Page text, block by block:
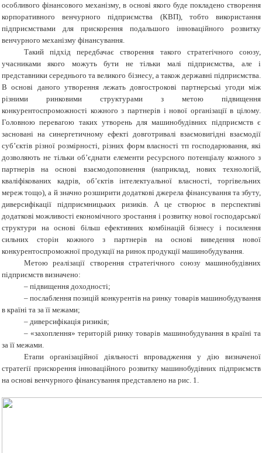
особливого фінансового механізму, в основі якого буде покладено створення
корпоративного венчурного підприємства (КВП), тобто використання
підприємствами для прискорення подальшого інноваційного розвитку
венчурного механізму фінансування.
Такий підхід передбачає створення такого стратегічного союзу,
учасниками якого можуть бути не тільки малі підприємства, але і
представники середнього та великого бізнесу, а також державні підприємства.
В основі даного утворення лежать довгострокові партнерські угоди між
різними ринковими структурами з метою підвищення
конкурентоспроможності кожного з партнерів і нової організації в цілому.
Головною перевагою таких утворень для машинобудівних підприємств є
засновані на синергетичному ефекті довготривалі взаємовигідні взаємодії
суб’єктів різної розмірності, різних форм власності тп господарювання, які
дозволяють не тільки об’єднати елементи ресурсного потенціалу кожного з
партнерів на основі взаємодоповнення (наприклад, нових технологій,
кваліфікованих кадрів, об’єктів інтелектуальної власності, торгівельних
мереж тощо), а й значно розширити додаткові джерела фінансування та збуту,
диверсифікації підприємницьких ризиків. А це створює в перспективі
додаткові можливості економічного зростання і розвитку нової господарської
структури на основі більш ефективних комбінацій бізнесу і посилення
сильних сторін кожного з партнерів на основі виведення нової
конкурентоспроможної продукції на ринок продукції машинобудування.
Метою реалізації створення стратегічного союзу машинобудівних
підприємств визначено:
– підвищення доходності;
– послаблення позицій конкурентів на ринку товарів машинобудування
в країні та за її межами;
– диверсифікація ризиків;
– «захоплення» територій ринку товарів машинобудування в країні та
за її межами.
Етапи організаційної діяльності впровадження у дію визначеної
стратегії прискорення інноваційного розвитку машинобудівних підприємств
на основі венчурного фінансування представлено на рис. 1.